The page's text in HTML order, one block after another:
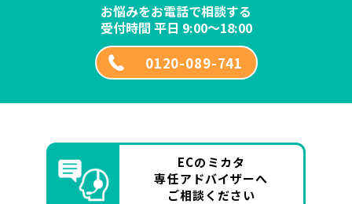
お悩みをお電話で相談する
受付時間 平日 9:00～18:00
0120-089-741
ECのミカタ
専任アドバイザーへ
ご相談ください